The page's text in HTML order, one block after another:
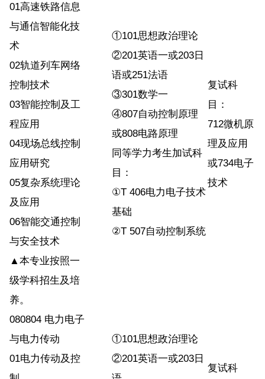
01高速铁路信息
与通信智能化技
术
02轨道列车网络
控制技术
03智能控制及工
程应用
04现场总线控制
应用研究
05复杂系统理论
及应用
06智能交通控制
与安全技术
▲本专业按照一
级学科招生及培
养。
①101思想政治理论
②201英语一或203日
语或251法语
③301数学一
④807自动控制原理
或808电路原理
同等学力考生加试科
目：
①T 406电力电子技术
基础
②T 507自动控制系统
复试科
目：
712微机原
理及应用
或734电子
技术
080804 电力电子
与电力传动
01电力传动及控
①101思想政治理论
②201英语一或203日
复试科